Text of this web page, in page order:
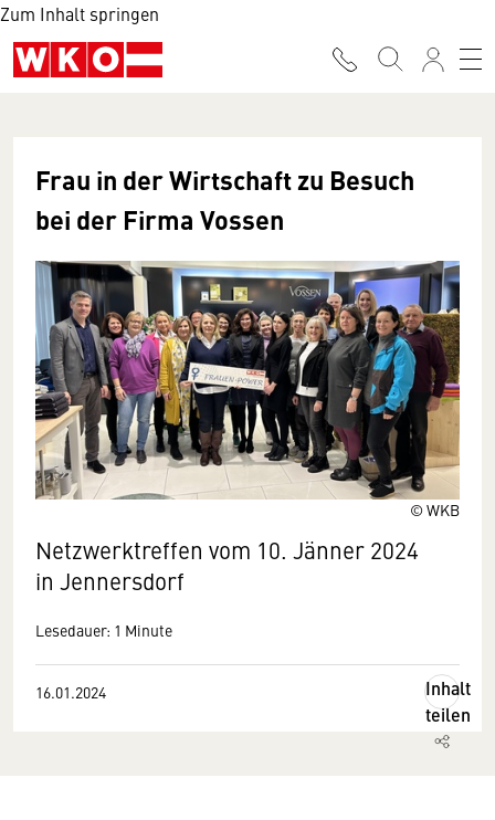
Zum Inhalt springen
© WKB
Frau in der Wirtschaft zu Besuch
bei der Firma Vossen
Netzwerktreffen vom 10. Jänner 2024
in Jennersdorf
Lesedauer: 1 Minute
16.01.2024
Inhalt
teilen